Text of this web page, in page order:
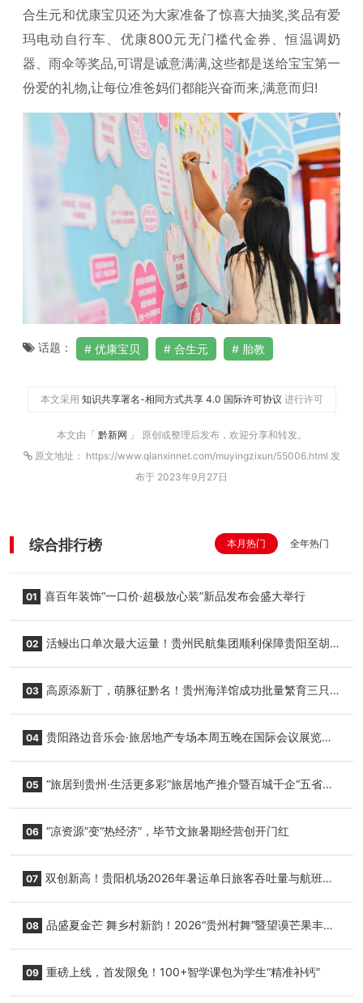
合生元和优康宝贝还为大家准备了惊喜大抽奖,奖品有爱
玛电动自行车、优康800元无门槛代金券、恒温调奶
器、雨伞等奖品,可谓是诚意满满,这些都是送给宝宝第一
份爱的礼物,让每位准爸妈们都能兴奋而来,满意而归!
话题： 优康宝贝 合生元 胎教
本文采用 知识共享署名-相同方式共享 4.0 国际许可协议 进行许可
本文由「 黔新网 」 原创或整理后发布，欢迎分享和转发。
原文地址： https://www.qianxinnet.com/muyingzixun/55006.html 发
布于 2023年9月27日
综合排行榜 本月热门 全年热门
01 喜百年装饰“一口价·超极放心装”新品发布会盛大举行
02 活鳗出口单次最大运量！贵州民航集团顺利保障贵阳至胡
03 高原添新丁，萌豚征黔名！贵州海洋馆成功批量繁育三只
04 贵阳路边音乐会·旅居地产专场本周五晚在国际会议展览中
05 “旅居到贵州·生活更多彩”旅居地产推介暨百城千企“五省
06 “凉资源”变“热经济”，毕节文旅暑期经营创开门红
07 双创新高！贵阳机场2026年暑运单日旅客吞吐量与航班起
08 品盛夏金芒 舞乡村新韵！2026“贵州村舞”暨望谟芒果丰收
09 重磅上线，首发限免！100+智学课包为学生“精准补钙”